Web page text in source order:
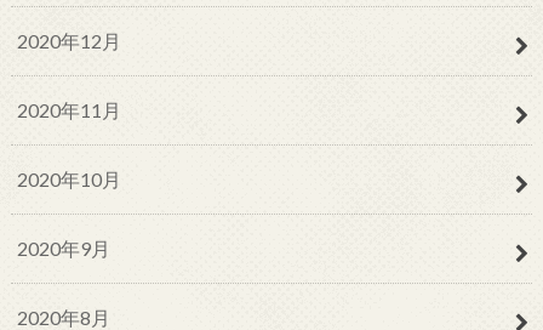
2020年12月
2020年11月
2020年10月
2020年9月
2020年8月